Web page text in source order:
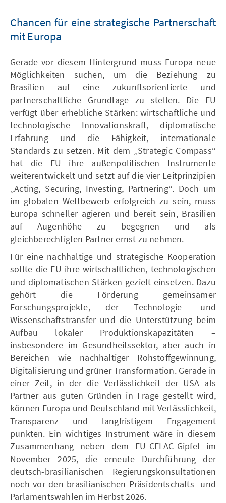
Chancen für eine strategische Partnerschaft
mit Europa
Gerade vor diesem Hintergrund muss Europa neue
Möglichkeiten suchen, um die Beziehung zu
Brasilien auf eine zukunftsorientierte und
partnerschaftliche Grundlage zu stellen. Die EU
verfügt über erhebliche Stärken: wirtschaftliche und
technologische Innovationskraft, diplomatische
Erfahrung und die Fähigkeit, internationale
Standards zu setzen. Mit dem „Strategic Compass“
hat die EU ihre außenpolitischen Instrumente
weiterentwickelt und setzt auf die vier Leitprinzipien
„Acting, Securing, Investing, Partnering“. Doch um
im globalen Wettbewerb erfolgreich zu sein, muss
Europa schneller agieren und bereit sein, Brasilien
auf Augenhöhe zu begegnen und als
gleichberechtigten Partner ernst zu nehmen.
Für eine nachhaltige und strategische Kooperation
sollte die EU ihre wirtschaftlichen, technologischen
und diplomatischen Stärken gezielt einsetzen. Dazu
gehört die Förderung gemeinsamer
Forschungsprojekte, der Technologie- und
Wissenschaftstransfer und die Unterstützung beim
Aufbau lokaler Produktionskapazitäten –
insbesondere im Gesundheitssektor, aber auch in
Bereichen wie nachhaltiger Rohstoffgewinnung,
Digitalisierung und grüner Transformation. Gerade in
einer Zeit, in der die Verlässlichkeit der USA als
Partner aus guten Gründen in Frage gestellt wird,
können Europa und Deutschland mit Verlässlichkeit,
Transparenz und langfristigem Engagement
punkten. Ein wichtiges Instrument wäre in diesem
Zusammenhang neben dem EU-CELAC-Gipfel im
November 2025, die erneute Durchführung der
deutsch-brasilianischen Regierungskonsultationen
noch vor den brasilianischen Präsidentschafts- und
Parlamentswahlen im Herbst 2026.